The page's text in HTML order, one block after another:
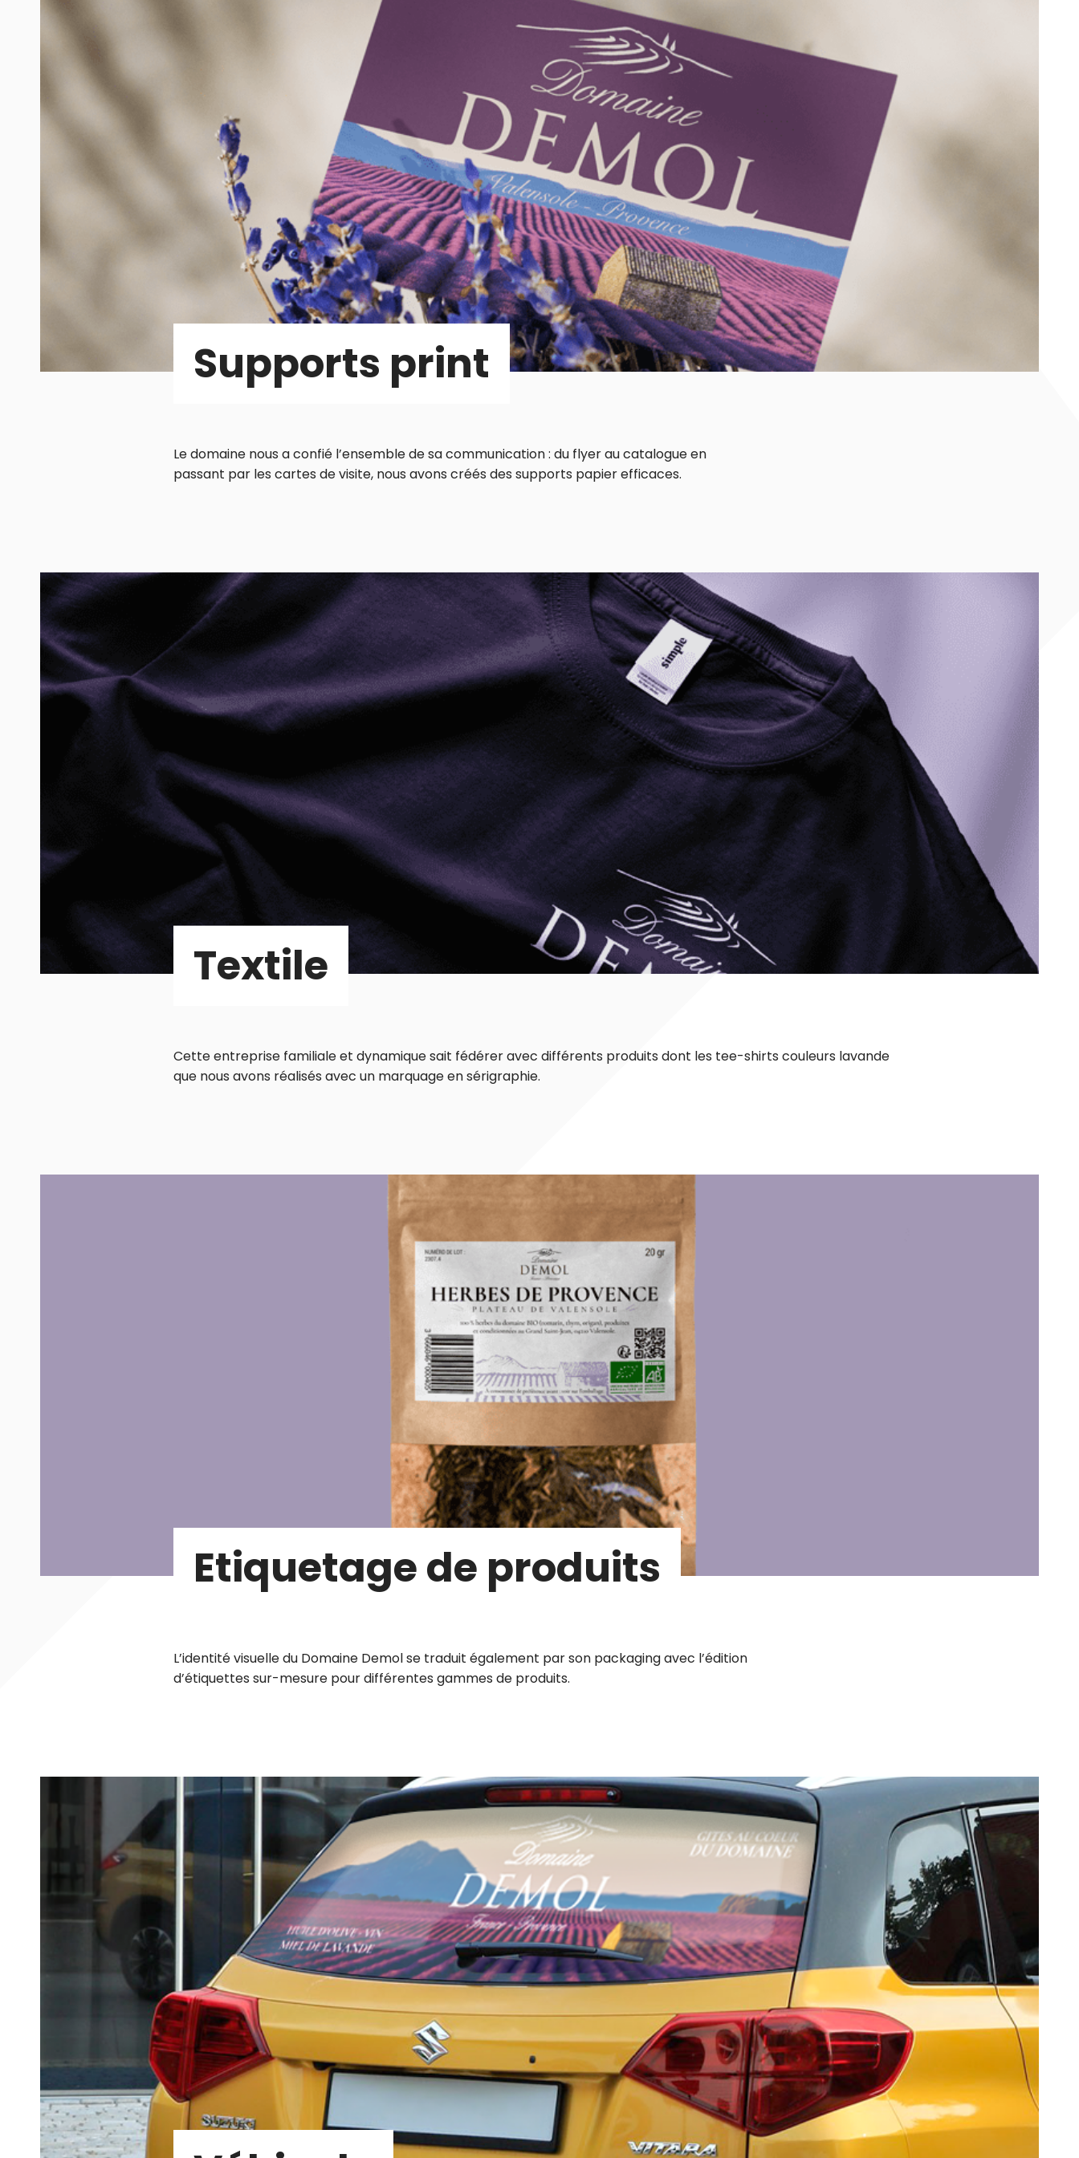
Supports print
Le domaine nous a confié l’ensemble de sa communication : du flyer au catalogue en
passant par les cartes de visite, nous avons créés des supports papier efficaces.
Textile
Cette entreprise familiale et dynamique sait fédérer avec différents produits dont les tee-shirts couleurs lavande
que nous avons réalisés avec un marquage en sérigraphie.
Etiquetage de produits
L’identité visuelle du Domaine Demol se traduit également par son packaging avec l’édition
d’étiquettes sur-mesure pour différentes gammes de produits.